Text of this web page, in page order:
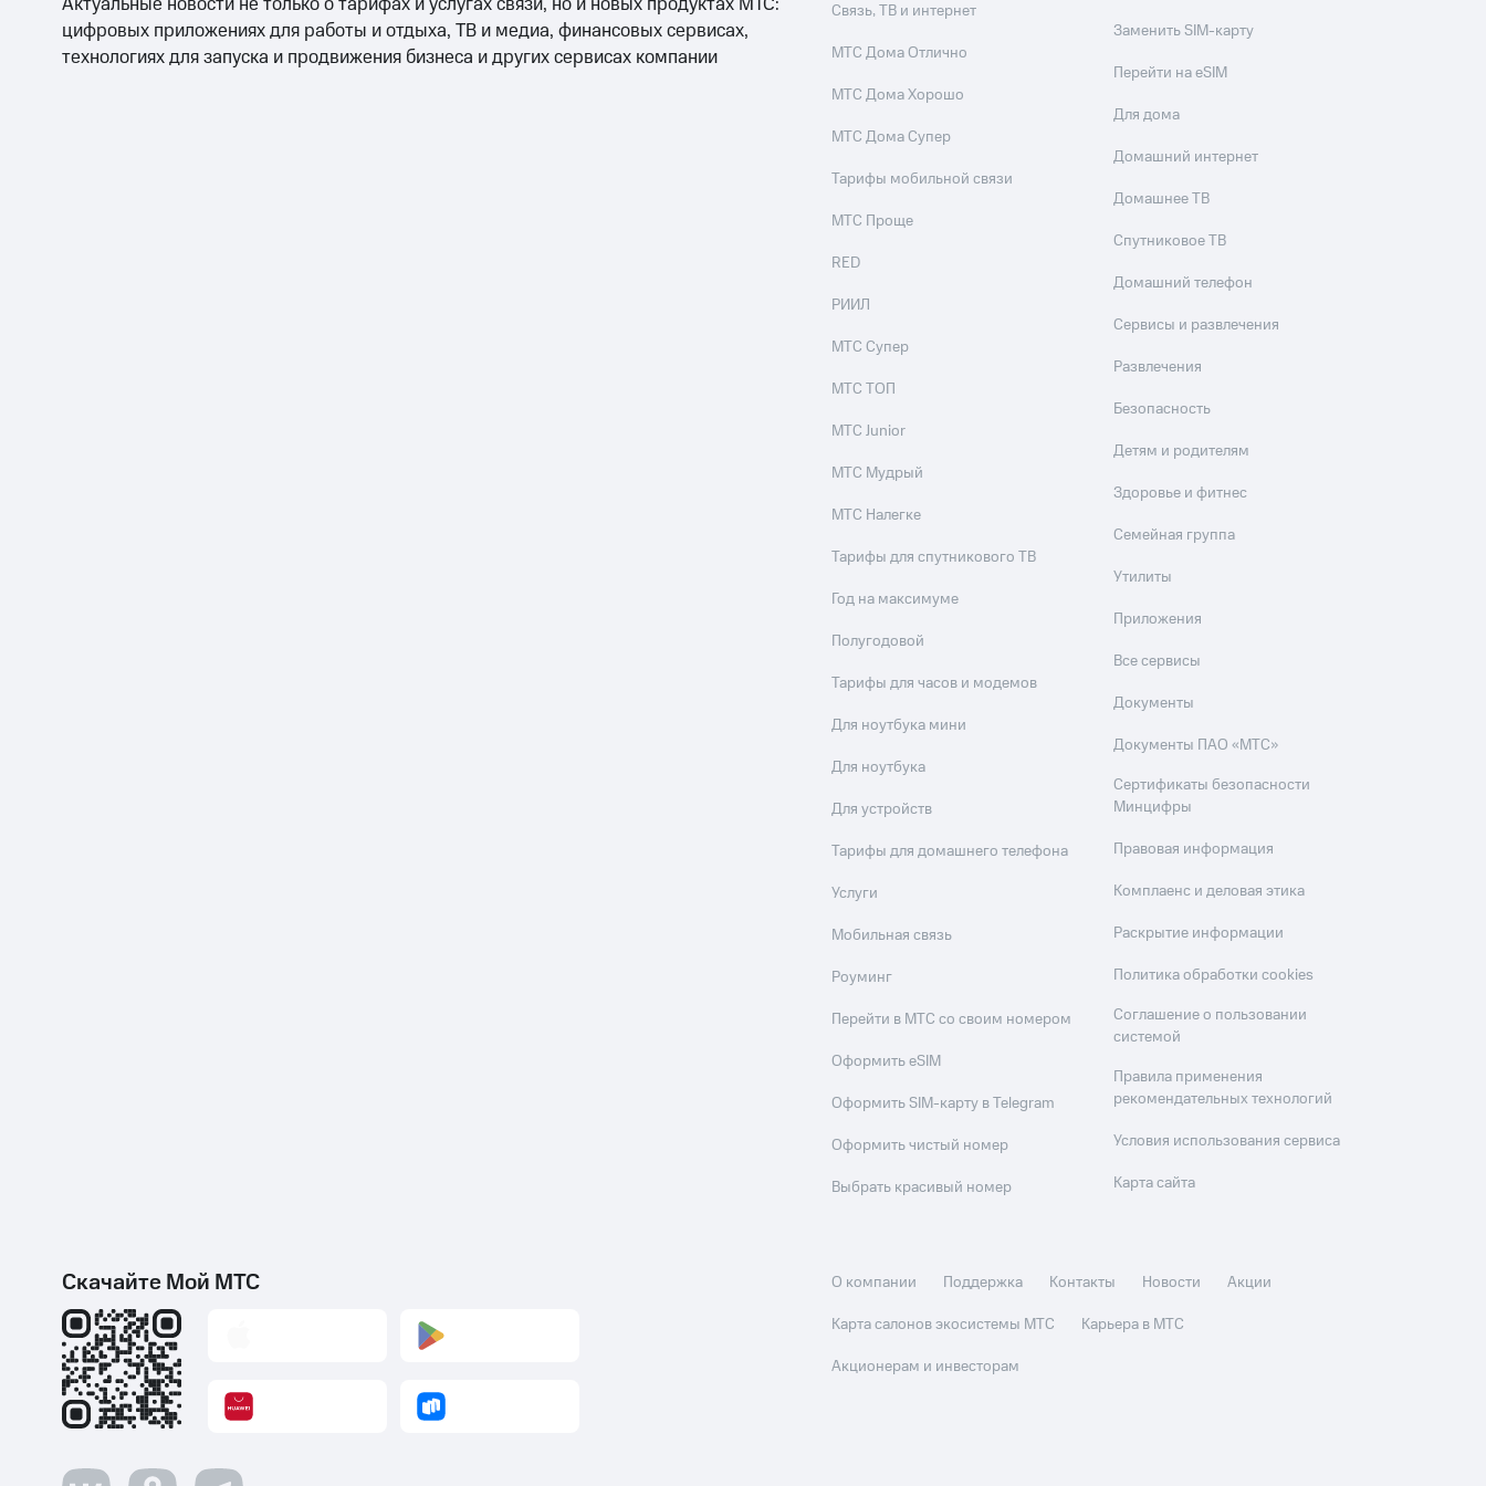
цифровых приложениях для работы и отдыха, ТВ и медиа, финансовых сервисах,
технологиях для запуска и продвижения бизнеса и других сервисах компании
Связь, ТВ и интернет
МТС Дома Отлично
МТС Дома Хорошо
МТС Дома Супер
Тарифы мобильной связи
МТС Проще
RED
РИИЛ
МТС Супер
МТС ТОП
МТС Junior
МТС Мудрый
МТС Налегке
Тарифы для спутникового ТВ
Год на максимуме
Полугодовой
Тарифы для часов и модемов
Для ноутбука мини
Для ноутбука
Для устройств
Тарифы для домашнего телефона
Услуги
Мобильная связь
Роуминг
Перейти в МТС со своим номером
Оформить eSIM
Оформить SIM-карту в Telegram
Оформить чистый номер
Выбрать красивый номер
Заменить SIM-карту
Перейти на eSIM
Для дома
Домашний интернет
Домашнее ТВ
Спутниковое ТВ
Домашний телефон
Сервисы и развлечения
Развлечения
Безопасность
Детям и родителям
Здоровье и фитнес
Семейная группа
Утилиты
Приложения
Все сервисы
Документы
Документы ПАО «МТС»
Сертификаты безопасности
Минцифры
Правовая информация
Комплаенс и деловая этика
Раскрытие информации
Политика обработки cookies
Соглашение о пользовании
системой
Правила применения
рекомендательных технологий
Условия использования сервиса
Карта сайта
Скачайте Мой МТС О компании Поддержка Контакты Новости
Акции
Карта салонов экосистемы МТС
Карьера в МТС
Акционерам и инвесторам